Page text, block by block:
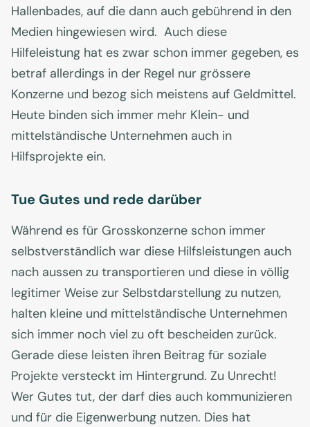
Hallenbades, auf die dann auch gebührend in den
Medien hingewiesen wird. Auch diese
Hilfeleistung hat es zwar schon immer gegeben, es
betraf allerdings in der Regel nur grössere
Konzerne und bezog sich meistens auf Geldmittel.
Heute binden sich immer mehr Klein- und
mittelständische Unternehmen auch in
Hilfsprojekte ein.
Tue Gutes und rede darüber
Während es für Grosskonzerne schon immer
selbstverständlich war diese Hilfsleistungen auch
nach aussen zu transportieren und diese in völlig
legitimer Weise zur Selbstdarstellung zu nutzen,
halten kleine und mittelständische Unternehmen
sich immer noch viel zu oft bescheiden zurück.
Gerade diese leisten ihren Beitrag für soziale
Projekte versteckt im Hintergrund. Zu Unrecht!
Wer Gutes tut, der darf dies auch kommunizieren
und für die Eigenwerbung nutzen. Dies hat